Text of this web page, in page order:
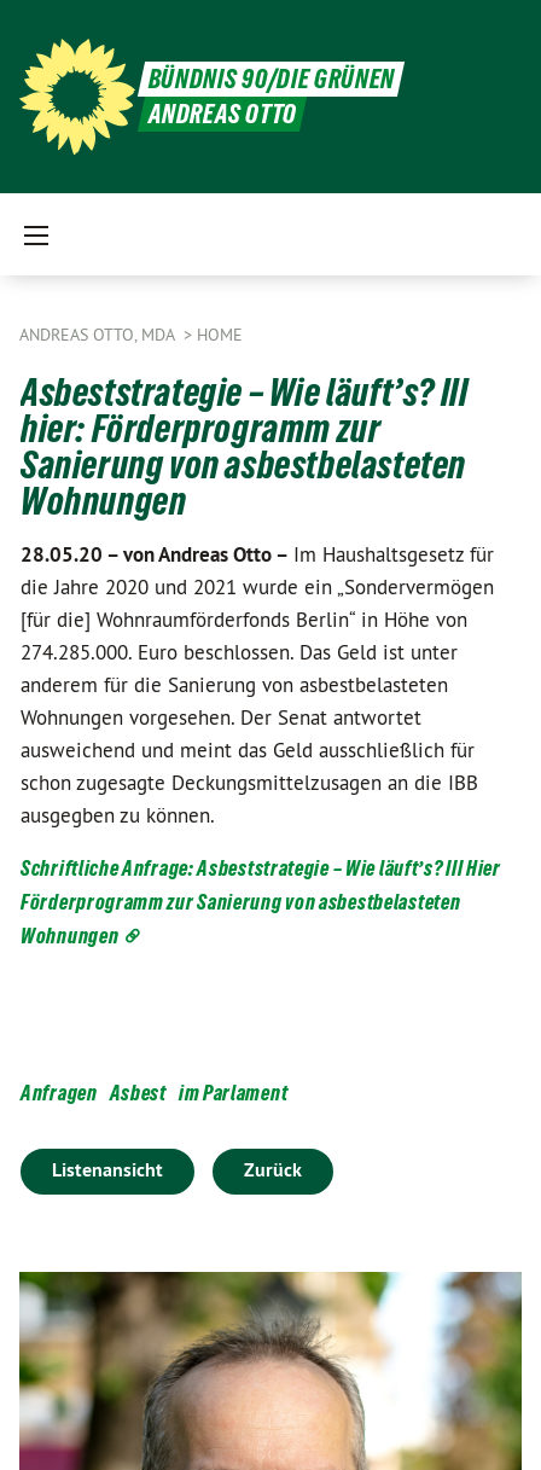
BÜNDNIS 90/DIE GRÜNEN
ANDREAS OTTO
ANDREAS OTTO, MDA HOME
Asbeststrategie – Wie läuft’s? III
hier: Förderprogramm zur
Sanierung von asbestbelasteten
Wohnungen
28.05.20 –von Andreas Otto – Im Haushaltsgesetz für
die Jahre 2020 und 2021 wurde ein „Sondervermögen
[für die] Wohnraumförderfonds Berlin“ in Höhe von
274.285.000. Euro beschlossen. Das Geld ist unter
anderem für die Sanierung von asbestbelasteten
Wohnungen vorgesehen. Der Senat antwortet
ausweichend und meint das Geld ausschließlich für
schon zugesagte Deckungsmittelzusagen an die IBB
ausgegben zu können.
Schriftliche Anfrage: Asbeststrategie – Wie läuft’s? III Hier
Förderprogramm zur Sanierung von asbestbelasteten
Wohnungen
Anfragen Asbest im Parlament
Listenansicht Zurück